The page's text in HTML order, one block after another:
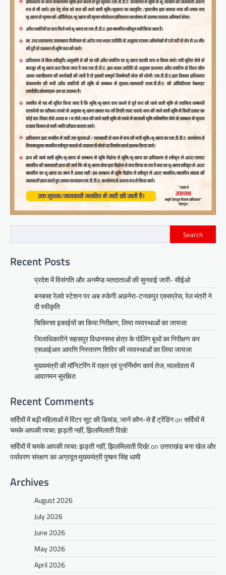
Search
Recent Posts
प्रदेश में विसंगति और अनमैप्ड मतदाताओं की सुनवाई जारी- सीईओ
बनबसा रेलवे स्टेशन पर अब रुकेगी अछनेरा-टनकपुर एक्सप्रेस, रेल मंत्री ने
दी स्वीकृति
चिकित्सा इकाईयों का किया निरीक्षण, लिया व्यवस्थाओं का जायजा
जिलाधिकारीने सहसपुर विधानसभा क्षेत्र के पोलिंग बूथों का निरीक्षण कर
एसआईआर आपत्ति निस्तारण शिविर की व्यवस्थाओं का लिया जायजा
मुख्यमंत्री की मॉनिटरिंग में राहत एवं पुनर्निर्माण कार्य तेज, मालदेवता में
आवागमन सुरक्षित
Recent Comments
सर्दियों में बढ़ी महिलाओं में विंटर सूट की डिमांड, जानें कौन-से हैं ट्रेंडिंगonसर्दियों में
चमके आपकी त्वचा: झड़ती नहीं, झिलमिलाती दिखे!
सर्दियों में चमके आपकी त्वचा: झड़ती नहीं, झिलमिलाती दिखे!onउत्तराखंड बना खेल और
पर्यावरण संरक्षण का अग्रदूत:मुख्यमंत्री पुष्कर सिंह धामी
Archives
August 2026
July 2026
June 2026
May 2026
April 2026